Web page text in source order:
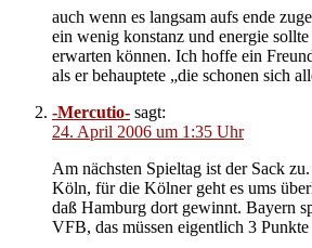
auch wenn es langsam aufs ende
ein wenig konstanz und energie
erwarten können. Ich hoffe ein
als er behauptete „die schonen sich
-Mercutio- sagt:
24. April 2006 um 1:35 Uhr
Am nächsten Spieltag ist der Sack
Köln, für die Kölner geht es ums
daß Hamburg dort gewinnt. Bayern
VFB, das müssen eigentlich 3 Punkte